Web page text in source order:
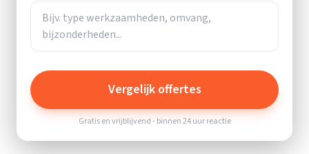
Vergelijk offertes
Gratis en vrijblijvend - binnen 24 uur reactie